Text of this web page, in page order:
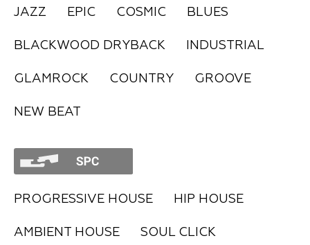
JAZZ EPIC COSMIC BLUES
BLACKWOOD DRYBACK INDUSTRIAL
GLAMROCK COUNTRY GROOVE
NEW BEAT
PROGRESSIVE HOUSE HIP HOUSE
AMBIENT HOUSE SOUL CLICK